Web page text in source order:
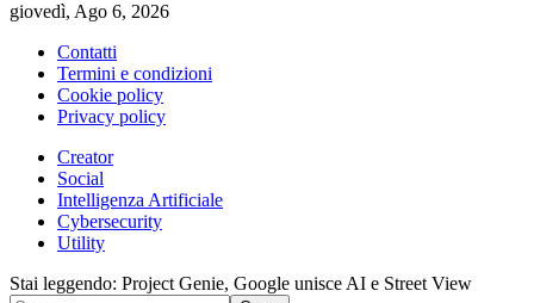
giovedì, Ago 6, 2026
Contatti
Termini e condizioni
Cookie policy
Privacy policy
Creator
Social
Intelligenza Artificiale
Cybersecurity
Utility
Stai leggendo: Project Genie, Google unisce AI e Street View